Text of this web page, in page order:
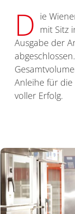
D ie
mit Sitz
Ausgabe der
Anleihe für
voller Erfolg.